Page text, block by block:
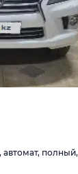
автомат, полный,